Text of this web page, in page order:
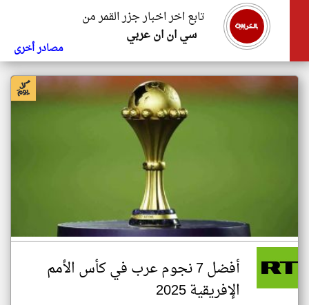
تابع اخر اخبار جزر القمر من
سي ان ان عربي
مصادر أخرى
أفضل 7 نجوم عرب في كأس الأمم
الإفريقية 2025